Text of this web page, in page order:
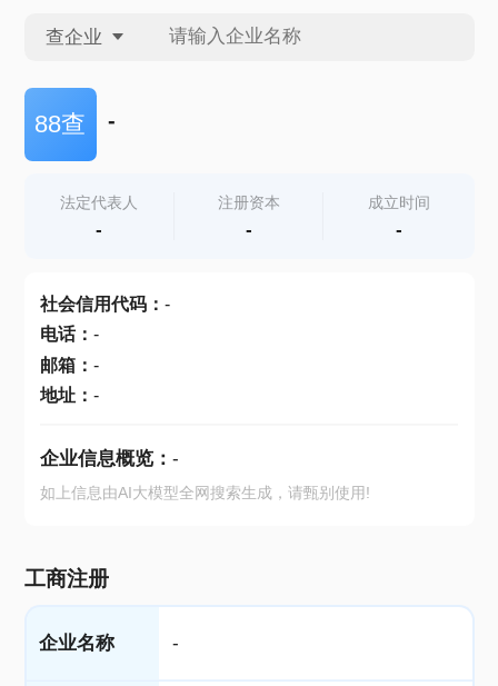
查企业
查企业
查产地
88查 -
法定代表人
-
注册资本
-
成立时间
-
社会信用代码： -
电话： -
邮箱： -
地址： -
企业信息概览： -
如上信息由AI大模型全网搜索生成，请甄别使用!
工商注册
企业名称 -